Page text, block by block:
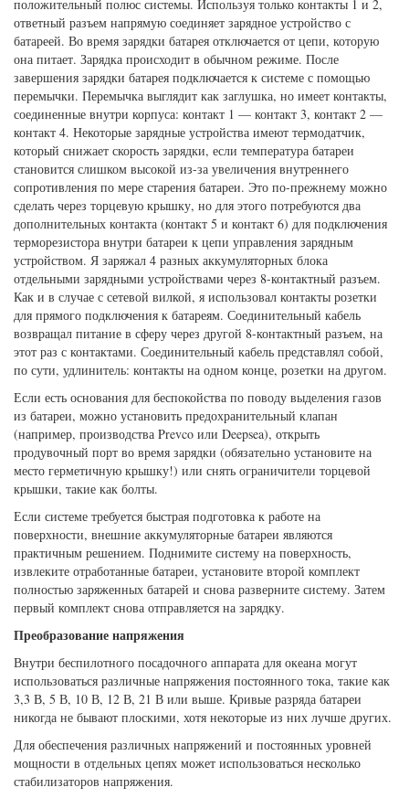
положительный полюс системы. Используя только контакты 1 и 2,
ответный разъем напрямую соединяет зарядное устройство с
батареей. Во время зарядки батарея отключается от цепи, которую
она питает. Зарядка происходит в обычном режиме. После
завершения зарядки батарея подключается к системе с помощью
перемычки. Перемычка выглядит как заглушка, но имеет контакты,
соединенные внутри корпуса: контакт 1 — контакт 3, контакт 2 —
контакт 4. Некоторые зарядные устройства имеют термодатчик,
который снижает скорость зарядки, если температура батареи
становится слишком высокой из-за увеличения внутреннего
сопротивления по мере старения батареи. Это по-прежнему можно
сделать через торцевую крышку, но для этого потребуются два
дополнительных контакта (контакт 5 и контакт 6) для подключения
терморезистора внутри батареи к цепи управления зарядным
устройством. Я заряжал 4 разных аккумуляторных блока
отдельными зарядными устройствами через 8-контактный разъем.
Как и в случае с сетевой вилкой, я использовал контакты розетки
для прямого подключения к батареям. Соединительный кабель
возвращал питание в сферу через другой 8-контактный разъем, на
этот раз с контактами. Соединительный кабель представлял собой,
по сути, удлинитель: контакты на одном конце, розетки на другом.
Если есть основания для беспокойства по поводу выделения газов
из батареи, можно установить предохранительный клапан
(например, производства Prevco или Deepsea), открыть
продувочный порт во время зарядки (обязательно установите на
место герметичную крышку!) или снять ограничители торцевой
крышки, такие как болты.
Если системе требуется быстрая подготовка к работе на
поверхности, внешние аккумуляторные батареи являются
практичным решением. Поднимите систему на поверхность,
извлеките отработанные батареи, установите второй комплект
полностью заряженных батарей и снова разверните систему. Затем
первый комплект снова отправляется на зарядку.
Преобразование напряжения
Внутри беспилотного посадочного аппарата для океана могут
использоваться различные напряжения постоянного тока, такие как
3,3 В, 5 В, 10 В, 12 В, 21 В или выше. Кривые разряда батареи
никогда не бывают плоскими, хотя некоторые из них лучше других.
Для обеспечения различных напряжений и постоянных уровней
мощности в отдельных цепях может использоваться несколько
стабилизаторов напряжения.